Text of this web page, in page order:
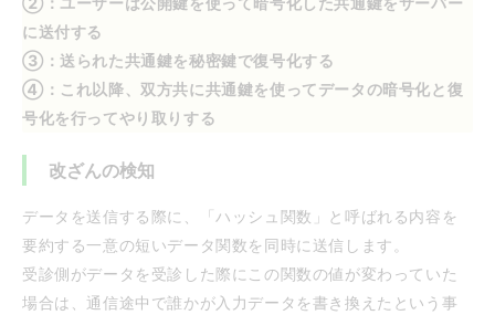
に送付する
③：送られた共通鍵を秘密鍵で復号化する
④：これ以降、双方共に共通鍵を使ってデータの暗号化と復
号化を行ってやり取りする
改ざんの検知
データを送信する際に、「ハッシュ関数」と呼ばれる内容を
要約する一意の短いデータ関数を同時に送信します。
受診側がデータを受診した際にこの関数の値が変わっていた
場合は、通信途中で誰かが入力データを書き換えたという事